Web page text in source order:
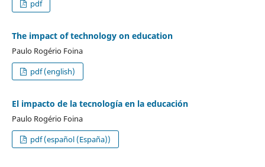
pdf
The impact of technology on education
Paulo Rogério Foina
pdf (english)
El impacto de la tecnología en la educación
Paulo Rogério Foina
pdf (español (España))